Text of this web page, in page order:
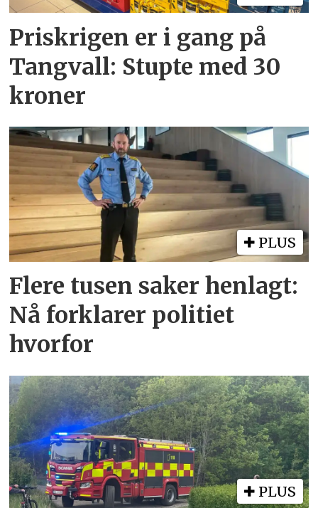
Priskrigen er i gang på
Tangvall: Stupte med 30
kroner
PLUS
Flere tusen saker henlagt:
Nå forklarer politiet
hvorfor
PLUS